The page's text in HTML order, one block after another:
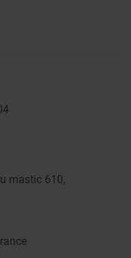
mastic 610,